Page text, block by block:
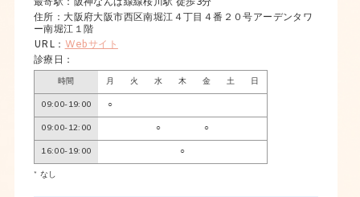
住所：大阪府大阪市西区南堀江４丁目４番２０号アーデンタワ
ー南堀江１階
URL： Webサイト
診療日：
時間 月 火 水 木 金 土 日
09:00-19:00 ○
09:00-12:00 ○ ○
16:00-19:00 ○
* なし